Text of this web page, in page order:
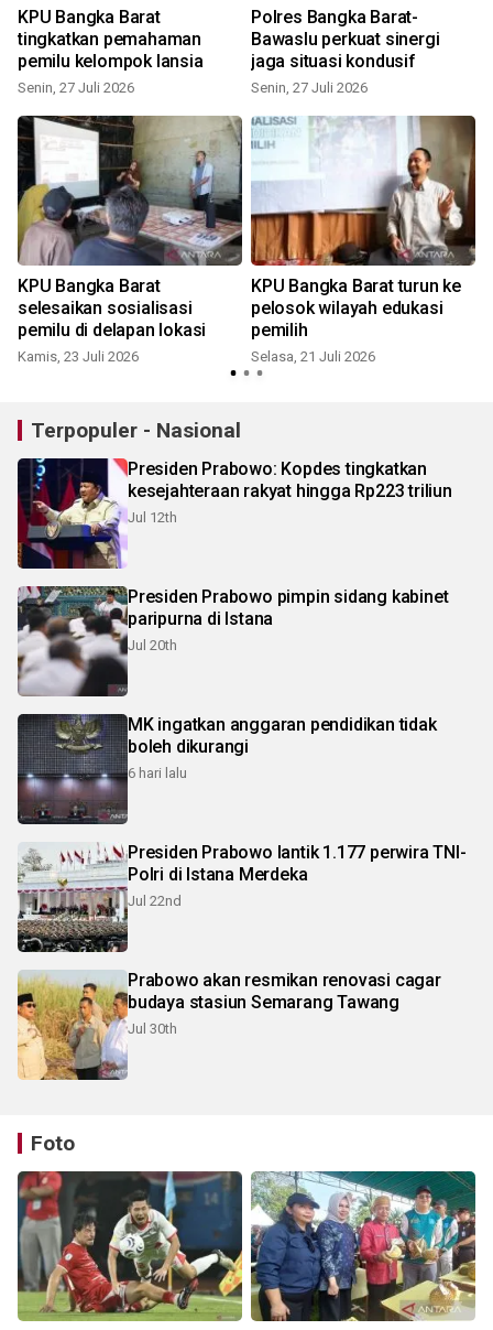
KPU Bangka Barat
tingkatkan pemahaman
pemilu kelompok lansia
Senin, 27 Juli 2026
Polres Bangka Barat-
Bawaslu perkuat sinergi
jaga situasi kondusif
Senin, 27 Juli 2026
KPU Bangka Barat
selesaikan sosialisasi
pemilu di delapan lokasi
Kamis, 23 Juli 2026
KPU Bangka Barat turun ke
pelosok wilayah edukasi
pemilih
Selasa, 21 Juli 2026
Terpopuler - Nasional
Presiden Prabowo: Kopdes tingkatkan
kesejahteraan rakyat hingga Rp223 triliun
Jul 12th
Presiden Prabowo pimpin sidang kabinet
paripurna di Istana
Jul 20th
MK ingatkan anggaran pendidikan tidak
boleh dikurangi
6 hari lalu
Presiden Prabowo lantik 1.177 perwira TNI-
Polri di Istana Merdeka
Jul 22nd
Prabowo akan resmikan renovasi cagar
budaya stasiun Semarang Tawang
Jul 30th
Foto